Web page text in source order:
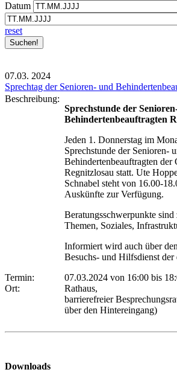
Datum
reset
07.03. 2024
Sprechtag der Senioren- und
Beschreibung:
Sprechstunde der
Behindertenbeauftragten
Jeden 1. Donnerstag im
Sprechstunde der Senioren-
Behindertenbeauftragten der
Regnitzlosau statt. Ute
Schnabel steht von 16.00-
Auskünfte zur Verfügung.
Beratungsschwerpunkte
Themen, Soziales,
Informiert wird auch über
Besuchs- und Hilfsdienst
Termin:
07.03.2024 von 16:00 bis
Ort:
Rathaus,
barrierefreier
über den Hintereingang)
Downloads